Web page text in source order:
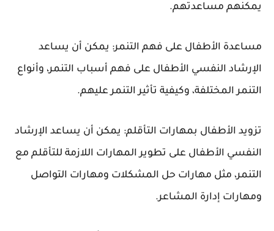
يمكنهم مساعدتهم.
مساعدة الأطفال على فهم التنمر: يمكن أن يساعد
الإرشاد النفسي الأطفال على فهم أسباب التنمر، وأنواع
التنمر المختلفة، وكيفية تأثير التنمر عليهم.
تزويد الأطفال بمهارات التأقلم: يمكن أن يساعد الإرشاد
النفسي الأطفال على تطوير المهارات اللازمة للتأقلم مع
التنمر، مثل مهارات حل المشكلات ومهارات التواصل
ومهارات إدارة المشاعر.